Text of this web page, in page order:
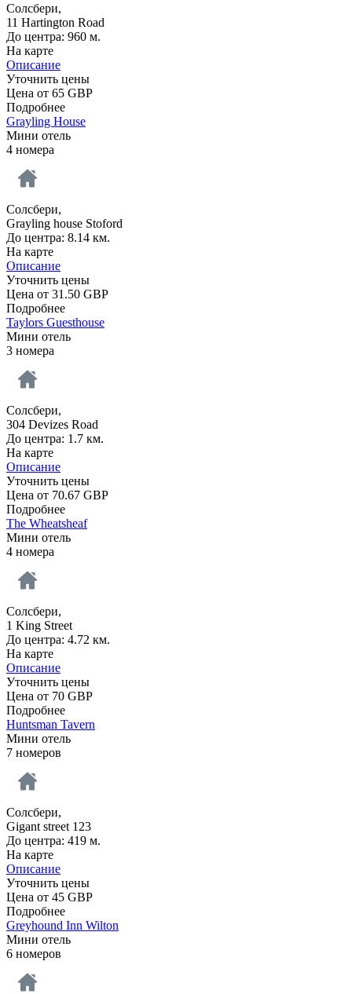
Солсбери,
11 Hartington Road
До центра: 960 м.
На карте
Описание
Уточнить цены
Цена от 65 GBP
Подробнее
Grayling House
Мини отель
4 номера
Солсбери,
Grayling house Stoford
До центра: 8.14 км.
На карте
Описание
Уточнить цены
Цена от 31.50 GBP
Подробнее
Taylors Guesthouse
Мини отель
3 номера
Солсбери,
304 Devizes Road
До центра: 1.7 км.
На карте
Описание
Уточнить цены
Цена от 70.67 GBP
Подробнее
The Wheatsheaf
Мини отель
4 номера
Солсбери,
1 King Street
До центра: 4.72 км.
На карте
Описание
Уточнить цены
Цена от 70 GBP
Подробнее
Huntsman Tavern
Мини отель
7 номеров
Солсбери,
Gigant street 123
До центра: 419 м.
На карте
Описание
Уточнить цены
Цена от 45 GBP
Подробнее
Greyhound Inn Wilton
Мини отель
6 номеров